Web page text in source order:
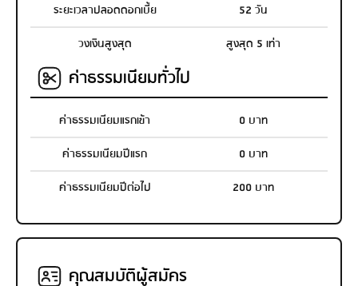
ระยะเวลาปลอดดอกเบี้ย
52 วัน
วงเงินสูงสุด
สูงสุด 5 เท่า
ค่าธรรมเนียมทั่วไป
ค่าธรรมเนียมแรกเข้า
0 บาท
ค่าธรรมเนียมปีแรก
0 บาท
ค่าธรรมเนียมปีต่อไป
200 บาท
คุณสมบัติผู้สมัคร